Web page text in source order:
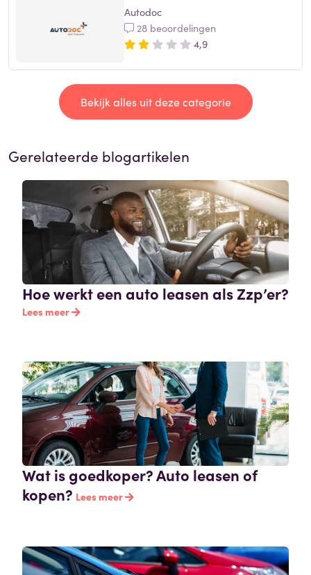
Autodoc
28 beoordelingen
4,9
Bekijk alles uit deze categorie
Gerelateerde blogartikelen
Hoe werkt een auto leasen als Zzp’er?
Lees meer
Wat is goedkoper? Auto leasen of
kopen? Lees meer